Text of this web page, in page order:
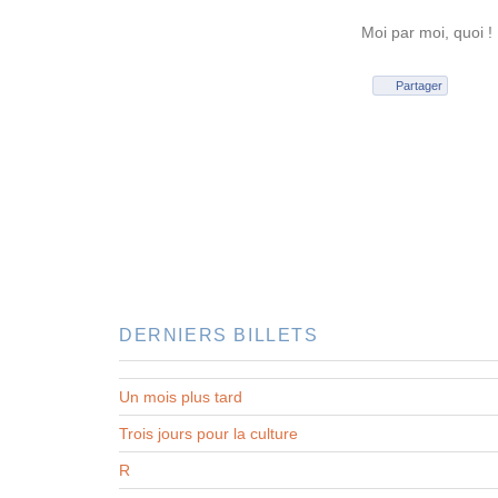
Moi par moi, quoi !
Partager
DERNIERS BILLETS
Un mois plus tard
Trois jours pour la culture
R